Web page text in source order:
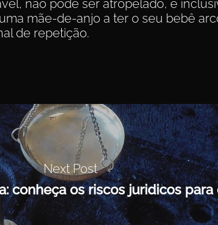
não pode ser atropelado, e
mãe-de-anjo a ter o seu bebê
de repetição.
Next Post
conheça os riscos juridicos para